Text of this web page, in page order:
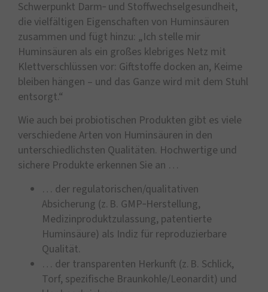
Schwerpunkt Darm‑ und Stoffwechselgesundheit,
die vielfältigen Eigenschaften von Huminsäuren
zusammen und fügt hinzu: „Ich stelle mir
Huminsäuren als ein großes klebriges Netz mit
Klettverschlüssen vor: Giftstoffe docken an, Keime
bleiben hängen – und das Ganze wird mit dem Stuhl
entsorgt.“
Wie auch bei probiotischen Produkten gibt es viele
verschiedene Arten von Huminsäuren in den
unterschiedlichsten Qualitäten. Hochwertige und
sichere Produkte erkennen Sie an …
… der regulatorischen/qualitativen
Absicherung (z. B. GMP‑Herstellung,
Medizinproduktzulassung, patentierte
Huminsäure) als Indiz für reproduzierbare
Qualität.
… der transparenten Herkunft (z. B. Schlick,
Torf, spezifische Braunkohle/Leonardit) und